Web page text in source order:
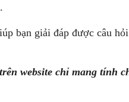
bạn giải đáp được câu
website chỉ mang tính